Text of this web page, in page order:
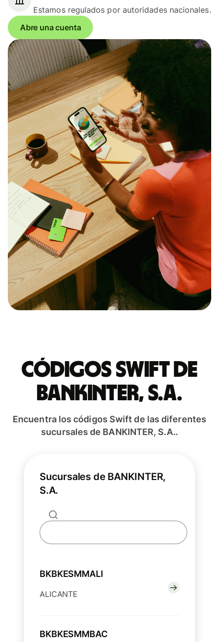
Estamos regulados por autoridades nacionales.
Abre una cuenta
Códigos Swift de
BANKINTER, S.A.
Encuentra los códigos Swift de las diferentes
sucursales de BANKINTER, S.A..
Sucursales de BANKINTER,
S.A.
BKBKESMMALI
ALICANTE
BKBKESMMBAC